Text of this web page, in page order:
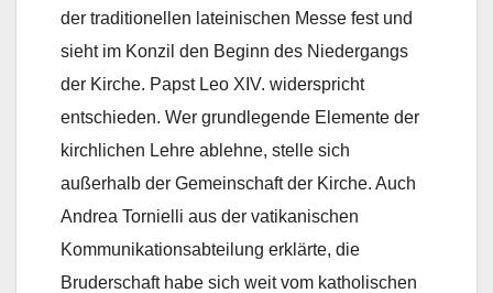
der traditionellen lateinischen Messe fest und
sieht im Konzil den Beginn des Niedergangs
der Kirche. Papst Leo XIV. widerspricht
entschieden. Wer grundlegende Elemente der
kirchlichen Lehre ablehne, stelle sich
außerhalb der Gemeinschaft der Kirche. Auch
Andrea Tornielli aus der vatikanischen
Kommunikationsabteilung erklärte, die
Bruderschaft habe sich weit vom katholischen